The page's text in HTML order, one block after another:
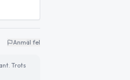
Anmäl fel
Trots